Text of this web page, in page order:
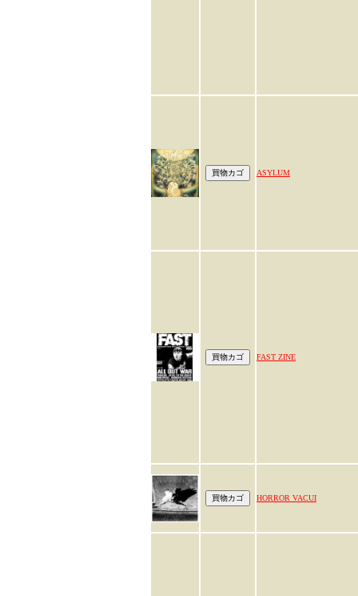
ASYLUM
FAST ZINE
HORROR VACUI